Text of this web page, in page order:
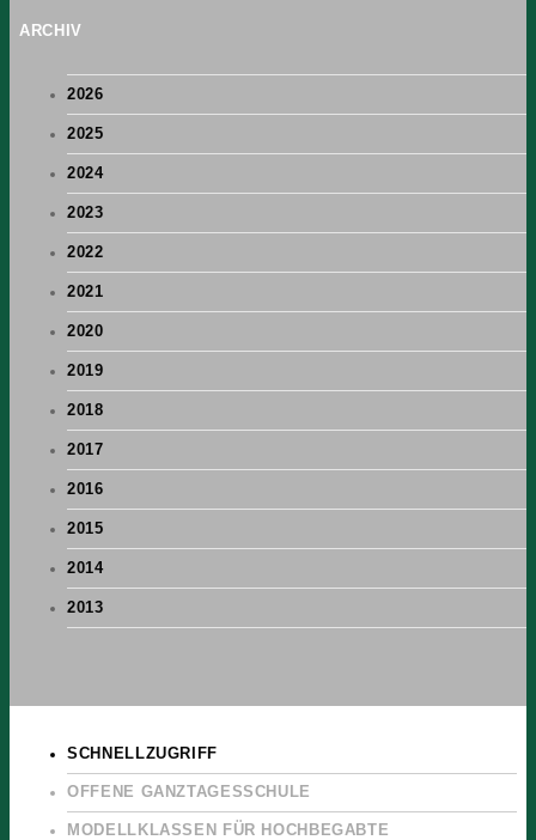
ARCHIV
2026
2025
2024
2023
2022
2021
2020
2019
2018
2017
2016
2015
2014
2013
SCHNELLZUGRIFF
OFFENE GANZTAGESSCHULE
MODELLKLASSEN FÜR HOCHBEGABTE